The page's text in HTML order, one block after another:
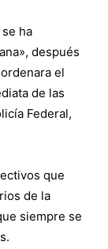
ha
después
el
de las
Federal,
que
de la
siempre se